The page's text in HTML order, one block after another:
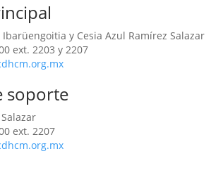
Ibarüengoitia y Cesia Azul Ramírez Salazar
ext. 2203 y 2207
soporte
ext. 2207